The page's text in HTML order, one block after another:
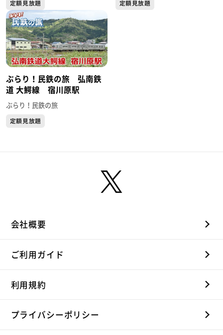
定額見放題 定額見放題
ぶらり！民鉄の旅 弘南鉄
道 大鰐線 宿川原駅
ぶらり！民鉄の旅
定額見放題
会社概要
ご利用ガイド
利用規約
プライバシーポリシー